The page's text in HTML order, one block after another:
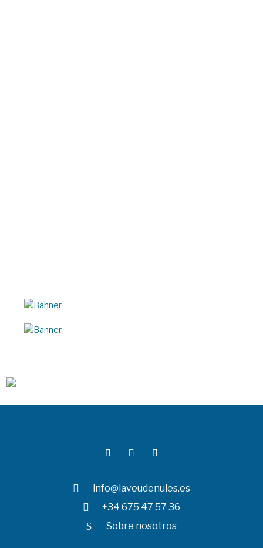
 info@laveudenules.es
 +34 675 47 57 36
$ Sobre nosotros